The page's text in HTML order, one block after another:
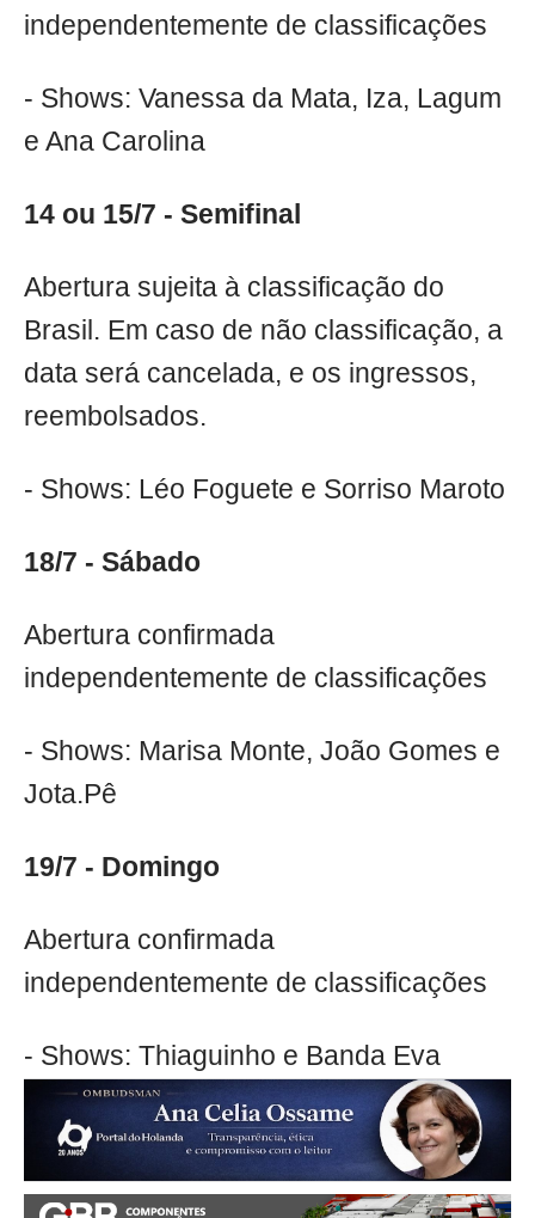
independentemente de classificações
- Shows: Vanessa da Mata, Iza, Lagum
e Ana Carolina
14 ou 15/7 - Semifinal
Abertura sujeita à classificação do
Brasil. Em caso de não classificação, a
data será cancelada, e os ingressos,
reembolsados.
- Shows: Léo Foguete e Sorriso Maroto
18/7 - Sábado
Abertura confirmada
independentemente de classificações
- Shows: Marisa Monte, João Gomes e
Jota.Pê
19/7 - Domingo
Abertura confirmada
independentemente de classificações
- Shows: Thiaguinho e Banda Eva